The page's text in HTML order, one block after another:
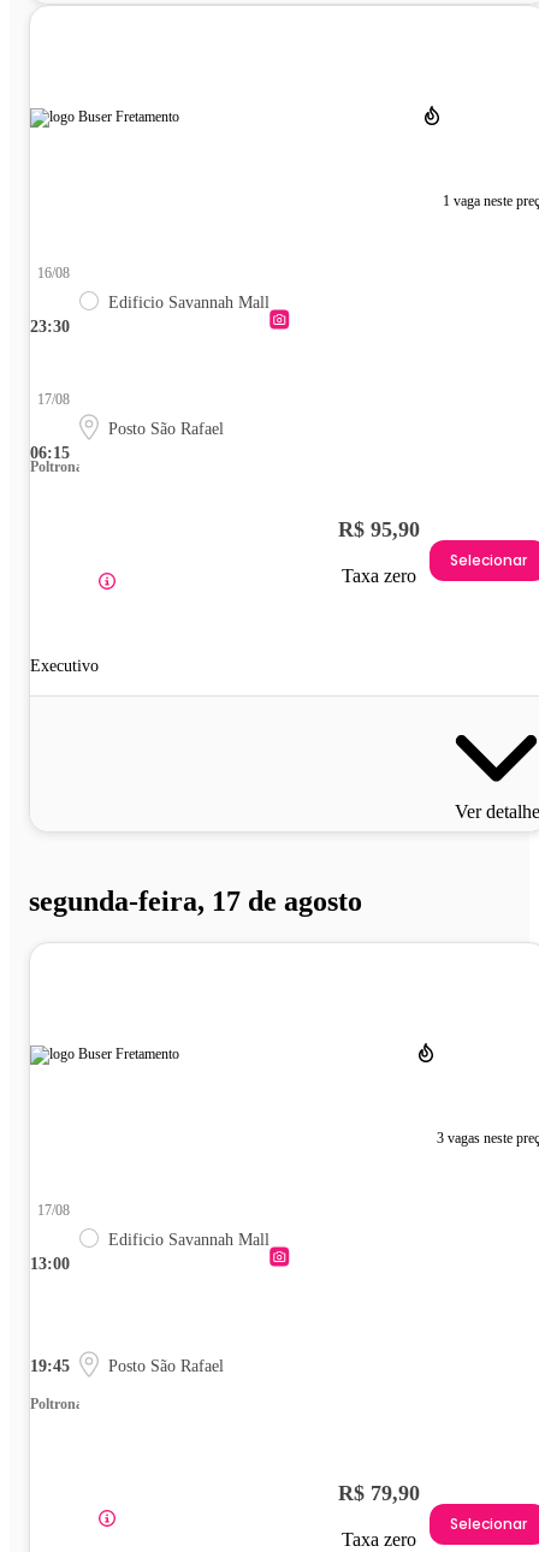
1 vaga neste
23:30
16/08
Edificio Savannah Mall
06:15
17/08
Posto São Rafael
Poltrona
Executivo
R$ 95,90
Taxa zero
Selecionar
Ver
segunda-feira, 17 de agosto
3 vagas neste
13:00
17/08
Edificio Savannah Mall
19:45 Posto São Rafael
Poltrona
R$ 79,90
Taxa zero
Selecionar